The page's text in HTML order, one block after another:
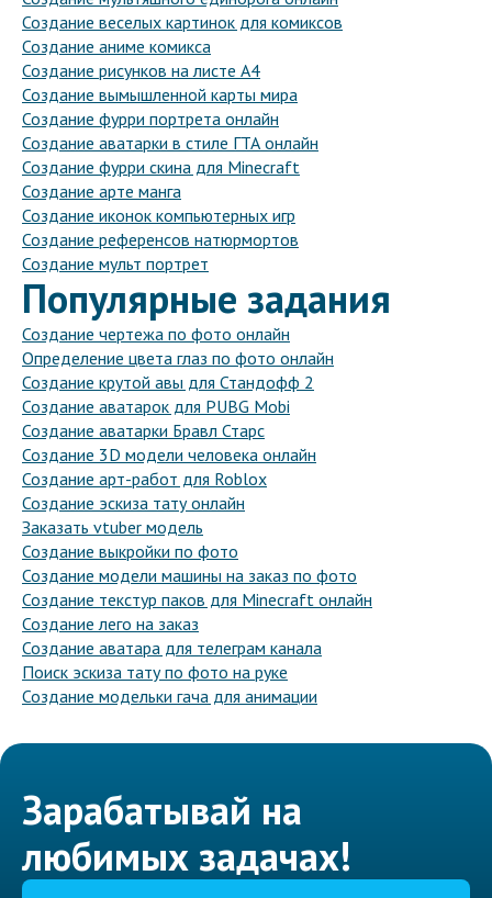
Создание веселых картинок для комиксов
Создание аниме комикса
Создание рисунков на листе А4
Создание вымышленной карты мира
Создание фурри портрета онлайн
Создание аватарки в стиле ГТА онлайн
Создание фурри скина для Minecraft
Создание арте манга
Создание иконок компьютерных игр
Создание референсов натюрмортов
Создание мульт портрет
Популярные задания
Создание чертежа по фото онлайн
Определение цвета глаз по фото онлайн
Создание крутой авы для Стандофф 2
Создание аватарок для PUBG Mobi
Создание аватарки Бравл Старс
Создание 3D модели человека онлайн
Создание арт-работ для Roblox
Создание эскиза тату онлайн
Заказать vtuber модель
Создание выкройки по фото
Создание модели машины на заказ по фото
Создание текстур паков для Minecraft онлайн
Создание лего на заказ
Создание аватара для телеграм канала
Поиск эскиза тату по фото на руке
Создание модельки гача для анимации
Зарабатывай на
любимых задачах!